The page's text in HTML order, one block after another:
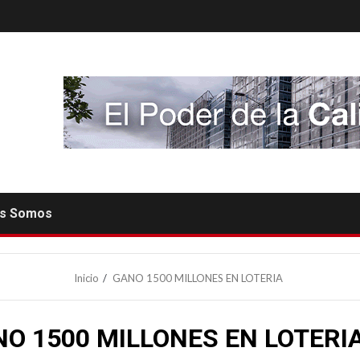
Somos
Inicio GANO 1500 MILLONES EN LOTERIA
1500 MILLONES EN